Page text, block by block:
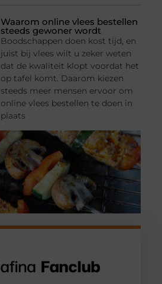
Waarom online vlees bestellen
steeds gewoner wordt
Boodschappen doen kost tijd, en
juist bij vlees wilt u zeker weten
dat de kwaliteit klopt voordat het
op tafel komt. Daarom kiezen
steeds meer mensen ervoor om
online vlees bestellen te doen in
plaats